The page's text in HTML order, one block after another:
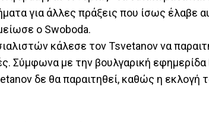
για άλλες πράξεις που ίσως έλαβε
ο Swoboda.
κάλεσε τον Tsvetanov να
Σύμφωνα με την βουλγαρική
δε θα παραιτηθεί, καθώς η εκλογή